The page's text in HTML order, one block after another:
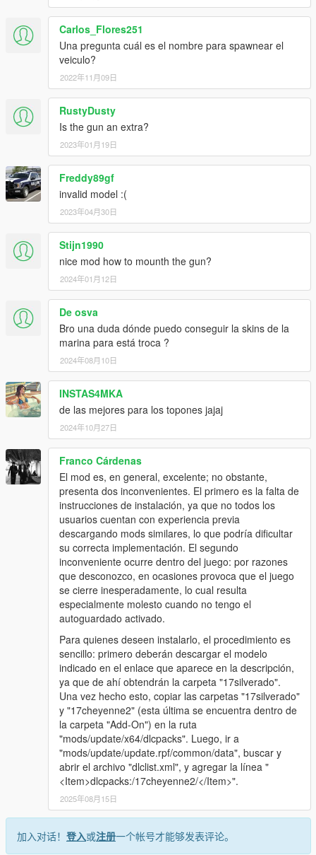
Carlos_Flores251
Una pregunta cuál es el nombre para spawnear el
veiculo?
2022年11月09日
RustyDusty
Is the gun an extra?
2023年01月19日
Freddy89gf
invalid model :(
2023年04月30日
Stijn1990
nice mod how to mounth the gun?
2024年01月12日
De osva
Bro una duda dónde puedo conseguir la skins de la
marina para está troca ?
2024年08月10日
INSTAS4MKA
de las mejores para los topones jajaj
2024年10月27日
Franco Cárdenas
El mod es, en general, excelente; no obstante,
presenta dos inconvenientes. El primero es la falta de
instrucciones de instalación, ya que no todos los
usuarios cuentan con experiencia previa
descargando mods similares, lo que podría dificultar
su correcta implementación. El segundo
inconveniente ocurre dentro del juego: por razones
que desconozco, en ocasiones provoca que el juego
se cierre inesperadamente, lo cual resulta
especialmente molesto cuando no tengo el
autoguardado activado.
Para quienes deseen instalarlo, el procedimiento es
sencillo: primero deberán descargar el modelo
indicado en el enlace que aparece en la descripción,
ya que de ahí obtendrán la carpeta "17silverado".
Una vez hecho esto, copiar las carpetas "17silverado"
y "17cheyenne2" (esta última se encuentra dentro de
la carpeta "Add-On") en la ruta
"mods/update/x64/dlcpacks". Luego, ir a
"mods/update/update.rpf/common/data", buscar y
abrir el archivo "dlclist.xml", y agregar la línea "
<Item>dlcpacks:/17cheyenne2/</Item>".
2025年08月15日
加入对话！ 登入或注册一个帐号才能够发表评论。